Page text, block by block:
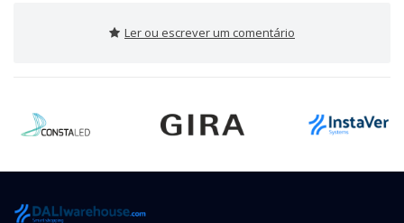
Ler ou escrever um comentário